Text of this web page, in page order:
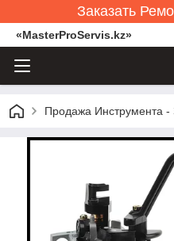
Заказать
«MasterProServis.kz»
Продажа Инструмента -